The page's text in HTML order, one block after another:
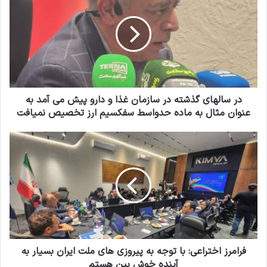
خ
و
د
ر
ا
ا
ن
د
س
ا
ل
ه
ا
گ
ه
ر
س
ا
ز
ا
ن
در سالهای گذشته در سازمان غذا و دارو پیش می آمد به
عنوان مثال به ماده حدواسط سفکسیم ارز تخصیص نمیافت
ف
ر
خ
ت
فرامرز اختراعی: با توجه به پیروزی های ملت ایران بسیار به